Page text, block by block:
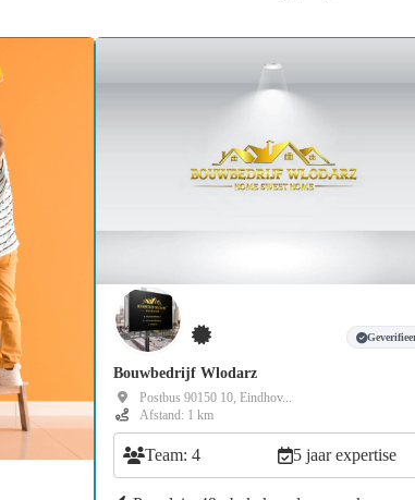
Bouwbedrijf Wlodarz
Postbus 90150 10, Eindhov...
Afstand: 1 km
Team: 4 5 jaar expertise